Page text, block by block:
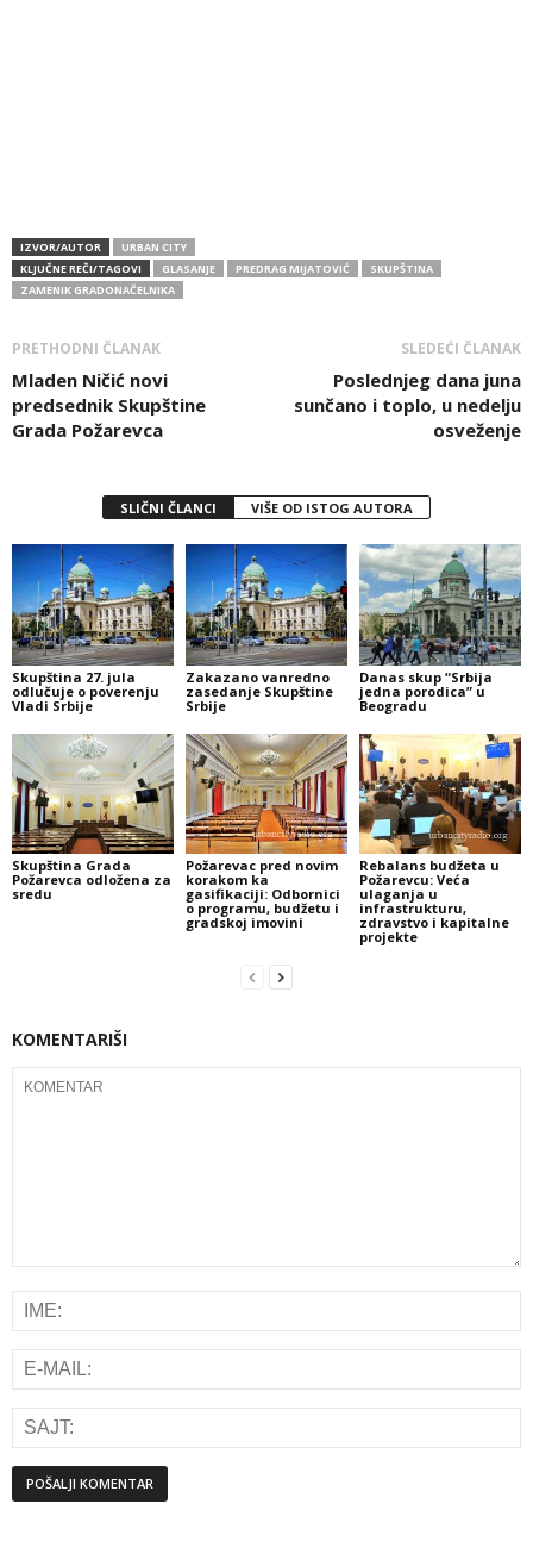
IZVOR/AUTOR
URBAN CITY
KLJUČNE REČI/TAGOVI
GLASANJE PREDRAG MIJATOVIĆ
SKUPŠTINA
ZAMENIK GRADONAČELNIKA
PRETHODNI ČLANAK
Mladen Ničić novi
predsednik Skupštine
Grada Požarevca
SLEDEĆI ČLANAK
Poslednjeg dana juna
sunčano i toplo, u nedelju
osveženje
SLIČNI ČLANCI VIŠE OD ISTOG AUTORA
Skupština 27. jula
odlučuje o poverenju
Vladi Srbije
Zakazano vanredno
zasedanje Skupštine
Srbije
Danas skup “Srbija
jedna porodica” u
Beogradu
Skupština Grada
Požarevca odložena za
sredu
Požarevac pred novim
korakom ka
gasifikaciji: Odbornici
o programu, budžetu i
gradskoj imovini
Rebalans budžeta u
Požarevcu: Veća
ulaganja u
infrastrukturu,
zdravstvo i kapitalne
projekte
KOMENTARIŠI